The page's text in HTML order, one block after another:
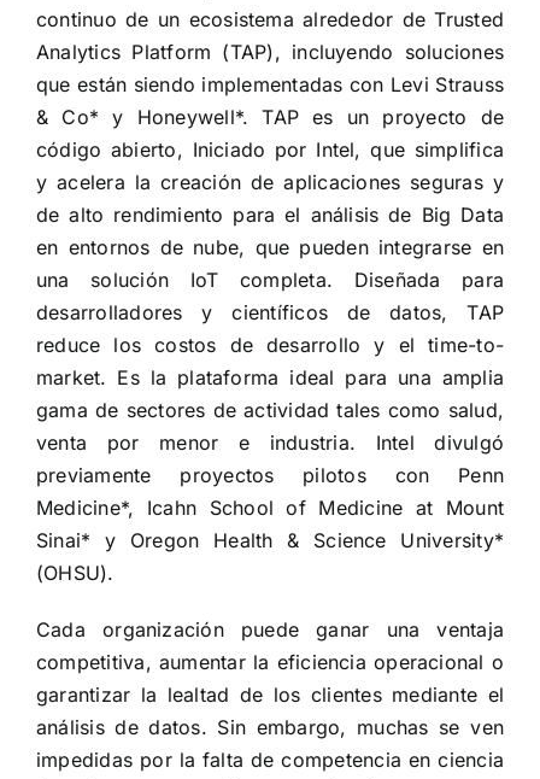
continuo de un ecosistema alrededor de Trusted
Analytics Platform (TAP), incluyendo soluciones
que están siendo implementadas con Levi Strauss
& Co* y Honeywell*. TAP es un proyecto de
código abierto, Iniciado por Intel, que simplifica
y acelera la creación de aplicaciones seguras y
de alto rendimiento para el análisis de Big Data
en entornos de nube, que pueden integrarse en
una solución IoT completa. Diseñada para
desarrolladores y científicos de datos, TAP
reduce los costos de desarrollo y el time-to-
market. Es la plataforma ideal para una amplia
gama de sectores de actividad tales como salud,
venta por menor e industria. Intel divulgó
previamente proyectos pilotos con Penn
Medicine*, Icahn School of Medicine at Mount
Sinai* y Oregon Health & Science University*
(OHSU).
Cada organización puede ganar una ventaja
competitiva, aumentar la eficiencia operacional o
garantizar la lealtad de los clientes mediante el
análisis de datos. Sin embargo, muchas se ven
impedidas por la falta de competencia en ciencia